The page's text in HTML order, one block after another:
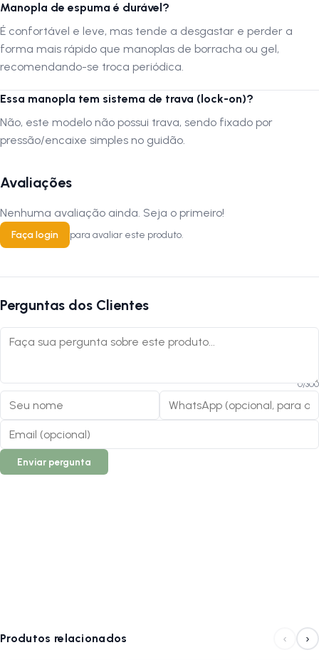
Manopla de espuma é durável?
É confortável e leve, mas tende a desgastar e perder a
forma mais rápido que manoplas de borracha ou gel,
recomendando-se troca periódica.
Essa manopla tem sistema de trava (lock-on)?
Não, este modelo não possui trava, sendo fixado por
pressão/encaixe simples no guidão.
Avaliações
Nenhuma avaliação ainda. Seja o primeiro!
Faça login para avaliar este produto.
Perguntas dos Clientes
0/300
Enviar pergunta
Produtos relacionados ‹ ›